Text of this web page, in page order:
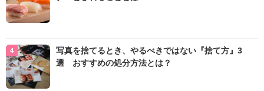
写真を捨てるとき、やるべきではない『捨て方』3
選 おすすめの処分方法とは？